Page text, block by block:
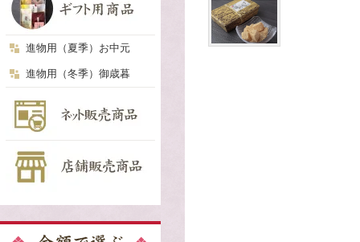
進物用（夏季）お中元
進物用（冬季）御歳暮